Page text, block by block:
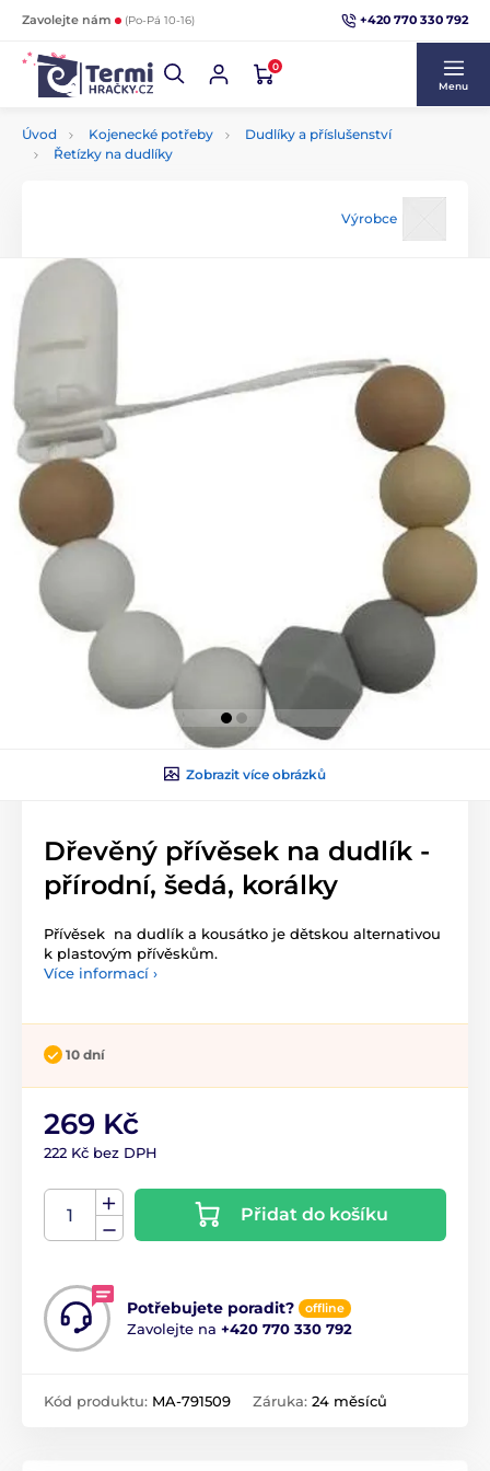
Zavolejte nám (Po-Pá 10-16) +420 770 330 792
0
Menu
Úvod Kojenecké potřeby
Dudlíky a příslušenství
Řetízky na dudlíky
Výrobce
Zobrazit více obrázků
Dřevěný přívěsek na dudlík -
přírodní, šedá, korálky
Přívěsek na dudlík a kousátko je dětskou alternativou
k plastovým přívěskům.
Více informací ›
10 dní
269 Kč
222 Kč bez DPH
Přidat do košíku
Potřebujete poradit? offline
Zavolejte na +420 770 330 792
Kód produktu: MA-791509 Záruka: 24 měsíců